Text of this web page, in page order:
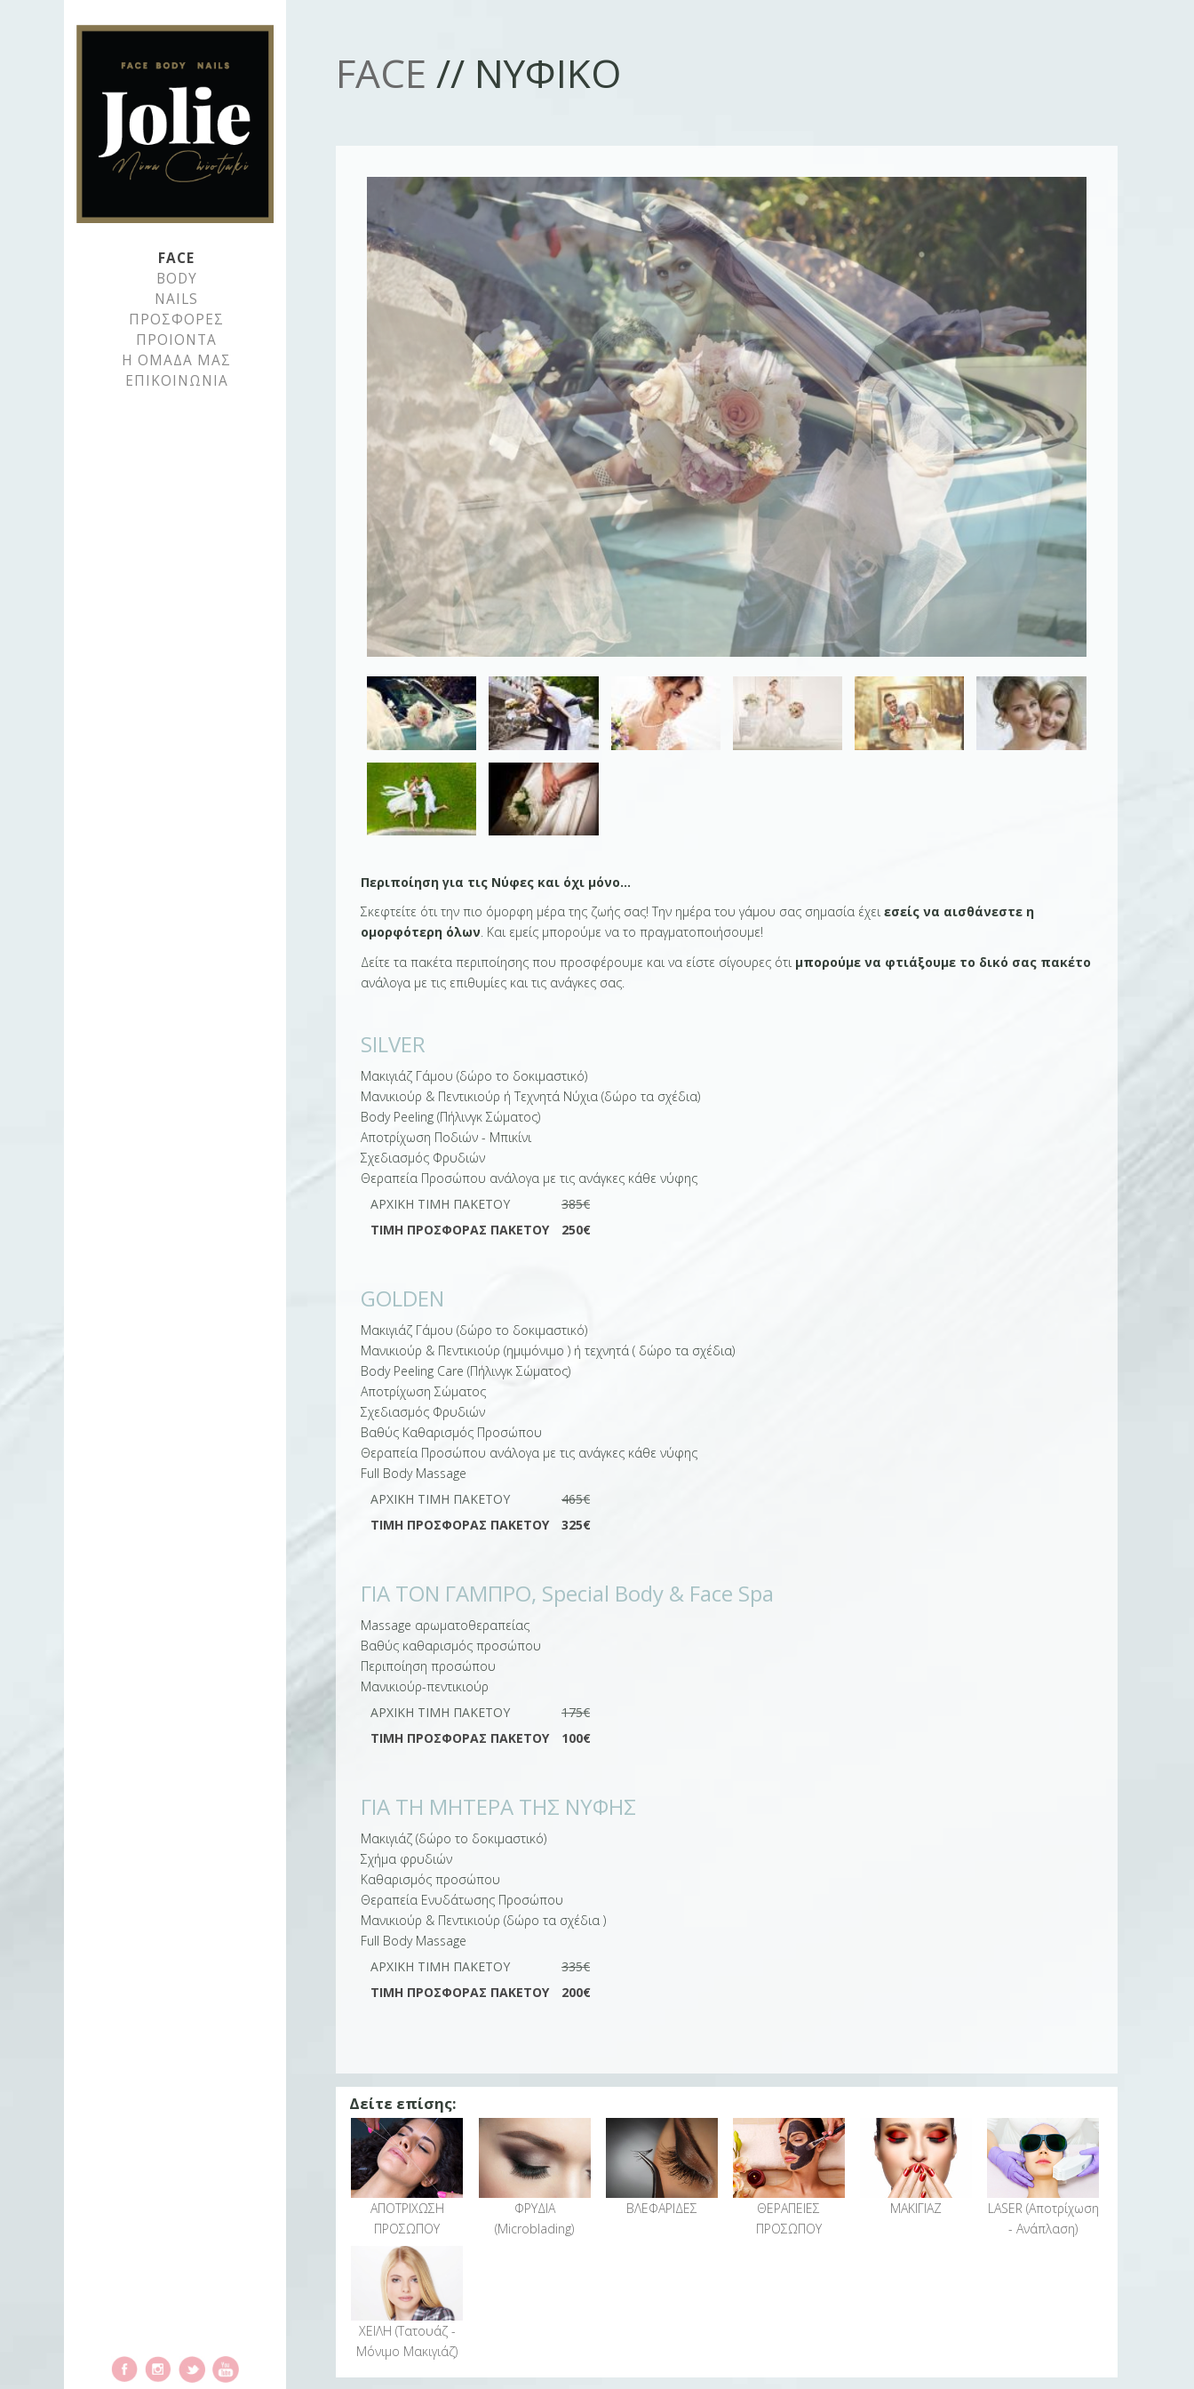
Chiotaki
FACE
BODY
NAILS
ΠΡΟΣΦΟΡΕΣ
ΠΡΟΙΟΝΤΑ
Η ΟΜΑΔΑ ΜΑΣ
ΕΠΙΚΟΙΝΩΝΙΑ
FACE // ΝΥΦΙΚΟ
Περιποίηση για τις Νύφες και όχι μόνο...
Σκεφτείτε ότι την πιο όμορφη μέρα της ζωής σας! Την ημέρα του γάμου σας σημασία έχει εσείς να αισθάνεστε η
ομορφότερη όλων. Και εμείς μπορούμε να το πραγματοποιήσουμε!
Δείτε τα πακέτα περιποίησης που προσφέρουμε και να είστε σίγουρες ότι μπορούμε να φτιάξουμε το δικό σας πακέτο
ανάλογα με τις επιθυμίες και τις ανάγκες σας.
SILVER
Μακιγιάζ Γάμου (δώρο το δοκιμαστικό)
Μανικιούρ & Πεντικιούρ ή Τεχνητά Νύχια (δώρο τα σχέδια)
Body Peeling (Πήλινγκ Σώματος)
Αποτρίχωση Ποδιών - Μπικίνι
Σχεδιασμός Φρυδιών
Θεραπεία Προσώπου ανάλογα με τις ανάγκες κάθε νύφης
ΑΡΧΙΚΉ ΤΙΜΉ ΠΑΚΈΤΟΥ
385€
ΤΙΜΗ ΠΡΟΣΦΟΡΆΣ ΠΑΚΈΤΟΥ
250€
GOLDEN
Μακιγιάζ Γάμου (δώρο το δοκιμαστικό)
Μανικιούρ & Πεντικιούρ (ημιμόνιμο ) ή τεχνητά ( δώρο τα σχέδια)
Body Peeling Care (Πήλινγκ Σώματος)
Αποτρίχωση Σώματος
Σχεδιασμός Φρυδιών
Βαθύς Καθαρισμός Προσώπου
Θεραπεία Προσώπου ανάλογα με τις ανάγκες κάθε νύφης
Full Βody Μassage
ΑΡΧΙΚΉ ΤΙΜΉ ΠΑΚΈΤΟΥ
465€
ΤΙΜΗ ΠΡΟΣΦΟΡΆΣ ΠΑΚΈΤΟΥ
325€
ΓΙΑ ΤΟΝ ΓΑΜΠΡΟ, Special Body & Face Spa
Massage αρωματοθεραπείας
Βαθύς καθαρισμός προσώπου
Περιποίηση προσώπου
Μανικιούρ-πεντικιούρ
ΑΡΧΙΚΉ ΤΙΜΉ ΠΑΚΈΤΟΥ
175€
ΤΙΜΗ ΠΡΟΣΦΟΡΆΣ ΠΑΚΕΤΟΥ
100€
ΓΙΑ ΤΗ ΜΗΤΕΡΑ ΤΗΣ ΝΥΦΗΣ
Mακιγιάζ (δώρο το δοκιμαστικό)
Σχήμα φρυδιών
Καθαρισμός προσώπου
Θεραπεία Ενυδάτωσης Προσώπου
Μανικιούρ & Πεντικιούρ (δώρο τα σχέδια )
Full Βody Μassage
ΑΡΧΙΚΉ ΤΙΜΉ ΠΑΚΈΤΟΥ
335€
ΤΙΜΗ ΠΡΟΣΦΟΡΆΣ ΠΑΚΕΤΟΥ
200€
Δείτε επίσης:
ΑΠΟΤΡΙΧΩΣΗ
ΠΡΟΣΩΠΟΥ
ΦΡΥΔΙΑ
(Microblading)
ΒΛΕΦΑΡΙΔΕΣ
ΘΕΡΑΠΕΙΕΣ
ΠΡΟΣΩΠΟΥ
ΜΑΚΙΓΙΑΖ
LASER (Αποτρίχωση
- Ανάπλαση)
ΧΕΙΛΗ (Τατουάζ -
Μόνιμο Μακιγιάζ)